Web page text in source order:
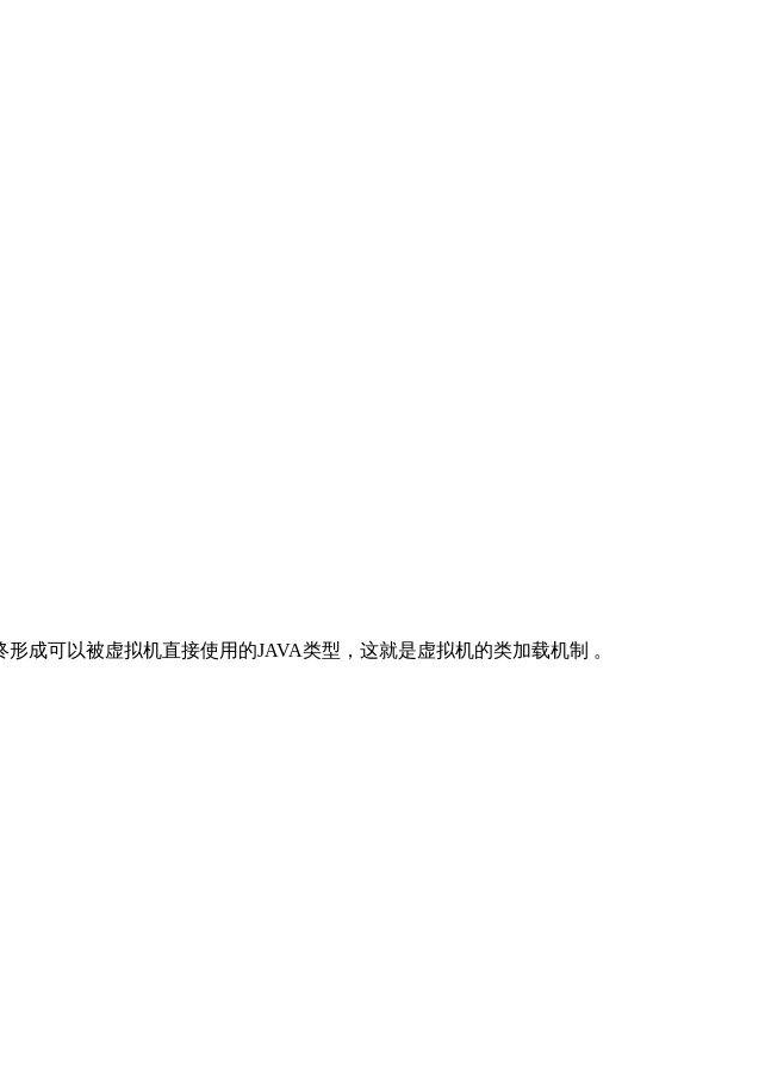
成可以被虚拟机直接使用的JAVA类型，这就是虚拟机的类加载机制 。